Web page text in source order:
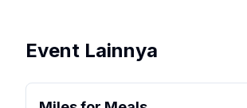
Event Lainnya